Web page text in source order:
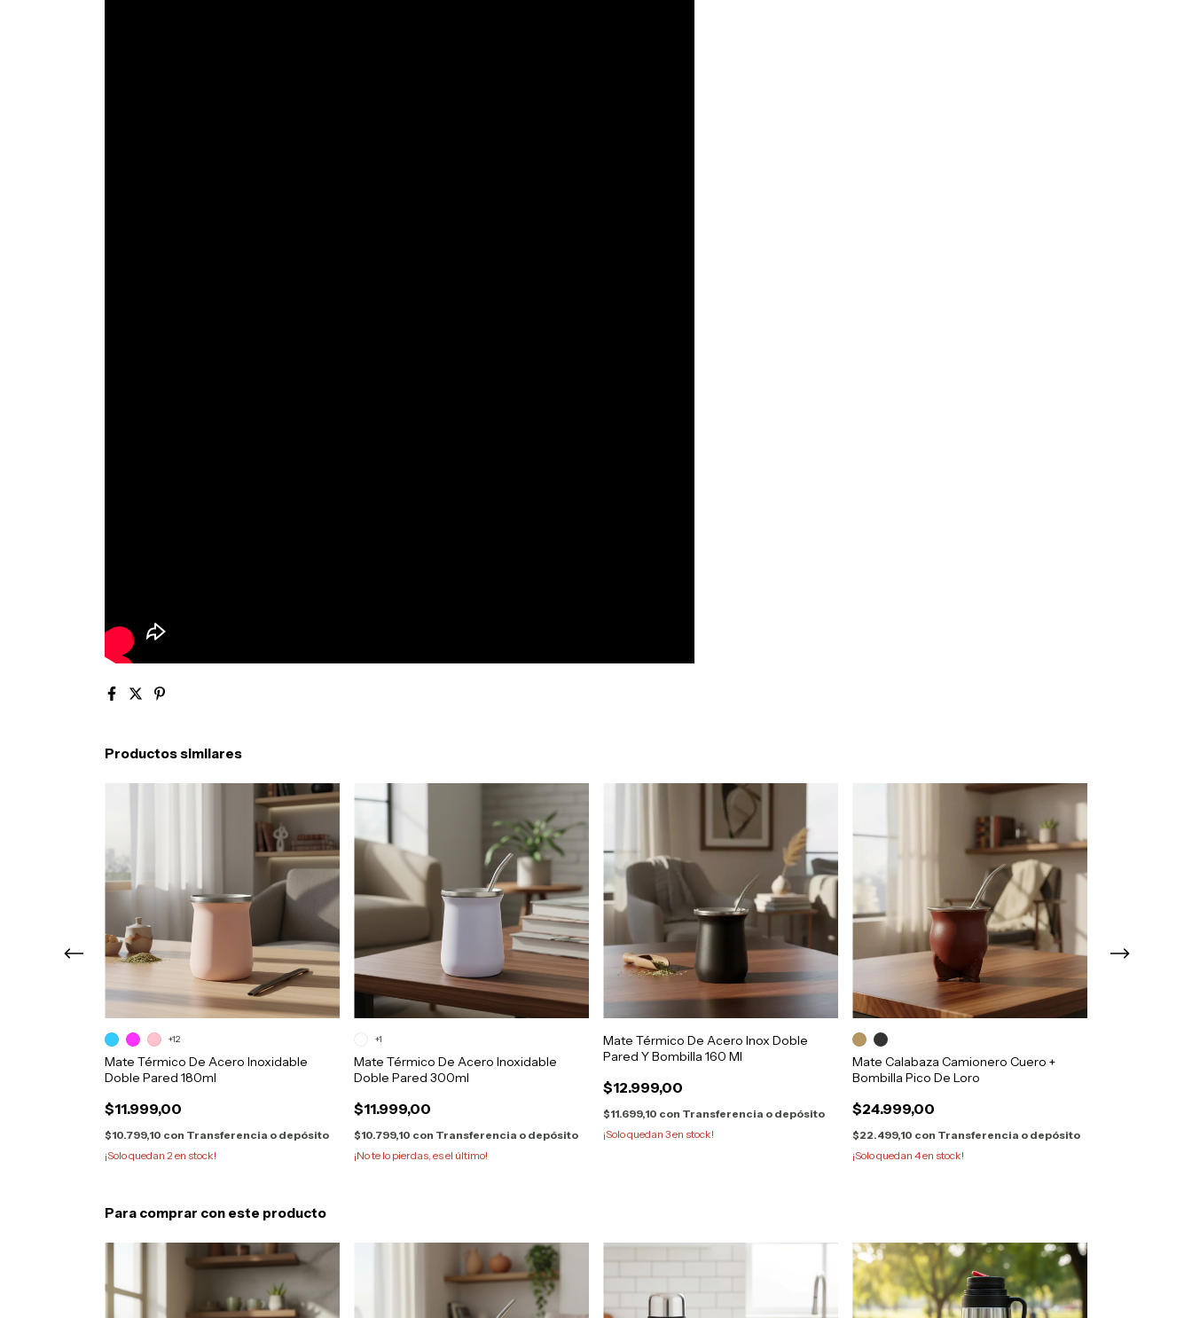
Productos similares
Mate Térmico De Acero Inoxidable
Doble Pared 180ml
$11.999,00
$10.799,10 con Transferencia o depósito
¡Solo quedan 2en stock!
+12
Mate Térmico De Acero Inoxidable
Doble Pared 300ml
$11.999,00
$10.799,10 con Transferencia o depósito
¡No te lo pierdas, es el último!
+1
Mate Térmico De Acero Inox Doble
Pared Y Bombilla 160 Ml
$12.999,00
$11.699,10 con Transferencia o depósito
¡Solo quedan 3en stock!
Mate Calabaza Camionero Cuero +
Bombilla Pico De Loro
$24.999,00
$22.499,10 con Transferencia o depósito
¡Solo quedan 4en stock!
Para comprar con este producto